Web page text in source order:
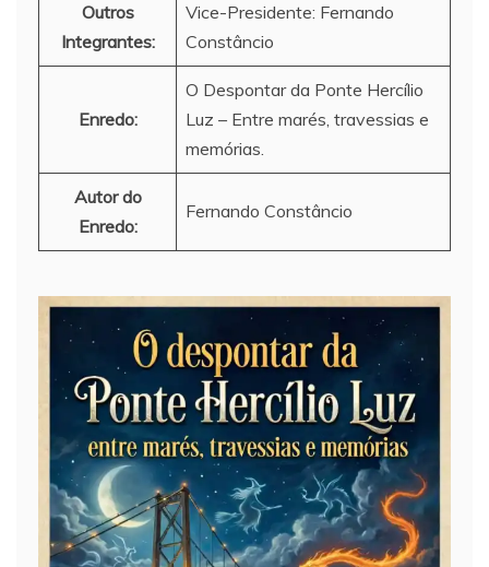
Outros
Integrantes:
Vice-Presidente: Fernando
Constâncio
Enredo:
O Despontar da Ponte Hercílio
Luz – Entre marés, travessias e
memórias.
Autor do
Enredo:
Fernando Constâncio